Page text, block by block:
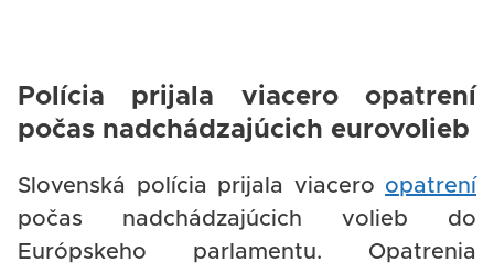
Polícia prijala viacero opatrení
počas nadchádzajúcich eurovolieb
Slovenská polícia prijala viacero opatrení
počas nadchádzajúcich volieb do
Európskeho parlamentu. Opatrenia